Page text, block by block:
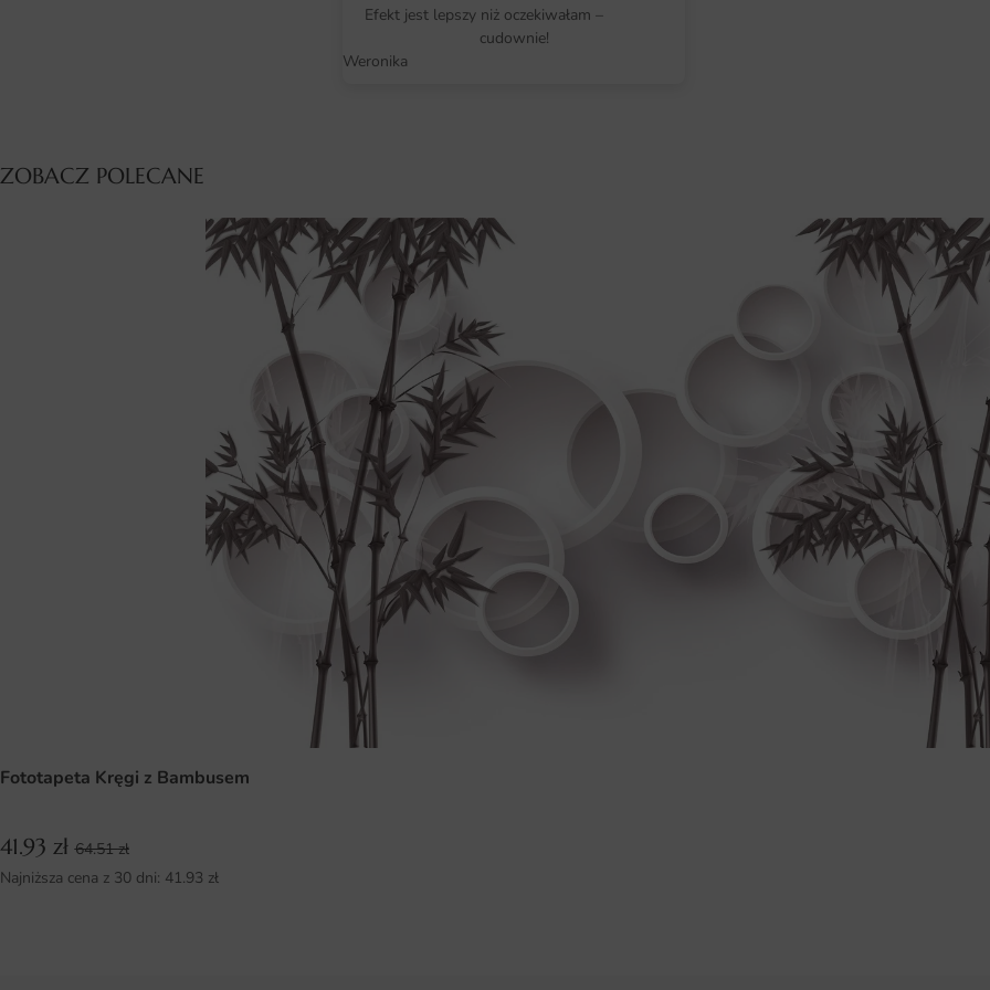
może samodzielnie zrealizować
prostych instrukcji dołączonych do
Dlaczego warto wybrać tę
Unikalny design, który nadaje
Wysoka jakość materiałów i
Możliwość personalizacji
Łatwy montaż, który umożliwia
Efekt jest lepszy niż oczekiwałam –
cudownie!
Weronika
ZOBACZ POLECANE
Fototapeta Kręgi z Bambusem
41.93 zł 64.51zł
Najniższa cena z 30 dni: 41.93 zł